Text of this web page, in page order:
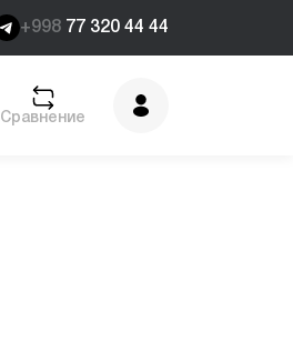
+998 77 320 44 44
Сравнение